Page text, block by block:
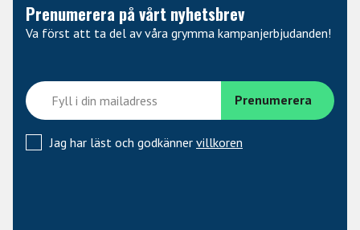
Prenumerera på vårt nyhetsbrev
Va först att ta del av våra grymma kampanjerbjudanden!
Jag har läst och godkänner villkoren